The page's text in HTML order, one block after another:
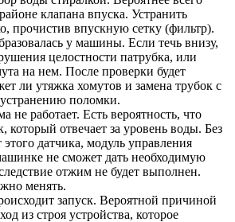
клапана впуска. Устранить
прочистив впускную сетку (фильтр).
у машины. Если течь внизу,
целостности патрубка, или
на нем. После проверки будет
ли утяжка хомутов и замена трубок с
поломки.
не работает. Есть вероятность, что
который отвечает за уровень воды. Без
датчика, модуль управления
не сможет дать необходимую
отжим не будет выполнен.
менять.
запуск. Вероятной причиной
из строя устройства, которое